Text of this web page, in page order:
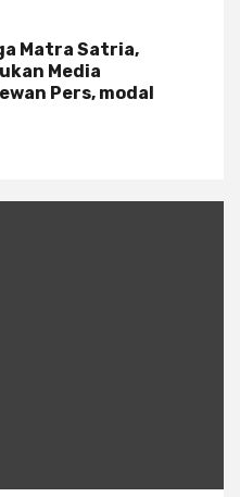
Matra Satria,
Media
Pers, modal